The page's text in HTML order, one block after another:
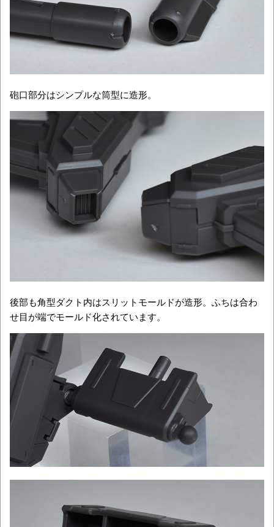
砲口部分はシンプルな筒型に造形。
後部も角型ダクト内はスリットモールドが造形。ふちは合わ
せ目が端でモールド化されています。